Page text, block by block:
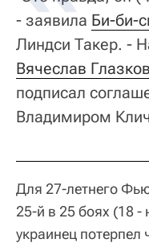
- заявила Би-би-
Линдси Такер. -
Вячеслав Глазков
подписал
Владимиром
Для 27-летнего
25-й в 25 боях (18 -
украинец потерпел